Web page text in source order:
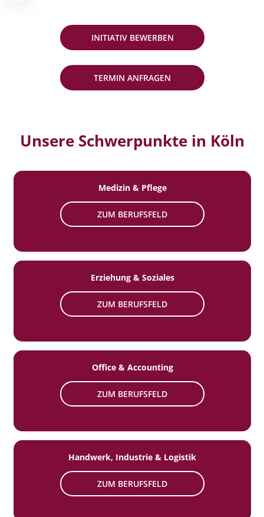
INITIATIV BEWERBEN
TERMIN ANFRAGEN
Unsere Schwerpunkte in Köln
Medizin & Pflege
ZUM BERUFSFELD
Erziehung & Soziales
ZUM BERUFSFELD
Office & Accounting
ZUM BERUFSFELD
Handwerk, Industrie & Logistik
ZUM BERUFSFELD